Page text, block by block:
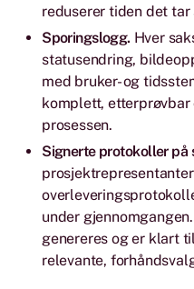
reduserer tiden det tar
Sporingslogg. Hver
statusendring,
med bruker- og
komplett, etterprøvbar
prosessen.
Signerte protokoller på
under
genereres og er klart
relevante,